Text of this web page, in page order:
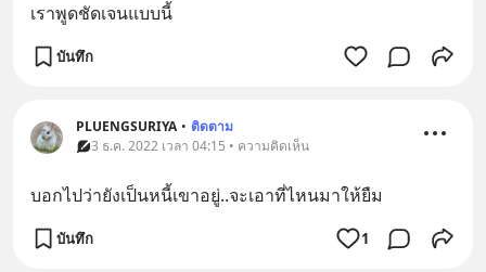
เราพูดชัดเจนแบบนี้
บันทึก
PLUENGSURIYA • ติดตาม
3 ธ.ค. 2022 เวลา 04:15 • ความคิดเห็น
บอกไปว่ายังเป็นหนี้เขาอยู่..จะเอาที่ไหนมาให้ยืม
บันทึก 1